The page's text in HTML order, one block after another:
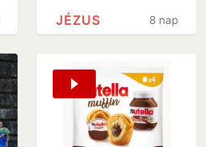
elől bujkáló zalai
ál-Jézust
8 nap
JÉZUS